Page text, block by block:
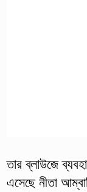
তার ব্লাউজে
এসেছে নীতা